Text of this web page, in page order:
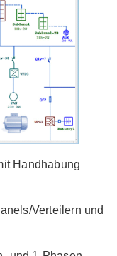
Handhabung
Verteilern und